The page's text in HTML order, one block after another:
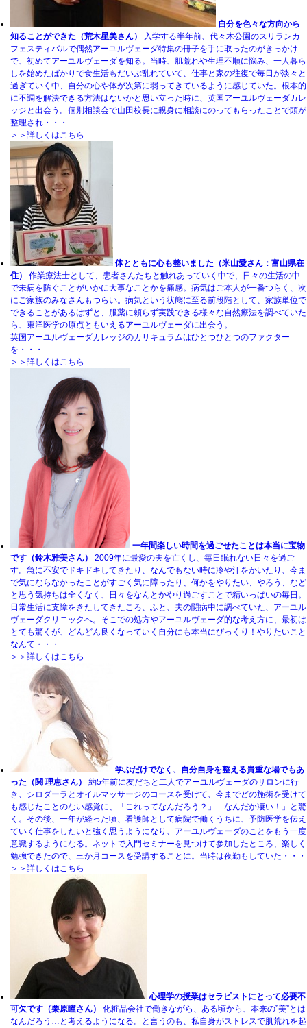
自分を色々な方向から
知ることができた（荒木星美さん）
入学する半年前、代々木公園のスリランカ
フェスティバルで偶然アーユルヴェーダ特集の冊子を手に取ったのがきっかけ
で、初めてアーユルヴェーダを知る。当時、肌荒れや生理不順に悩み、一人暮ら
しを始めたばかりで食生活もだいぶ乱れていて、仕事と家の往復で毎日が淡々と
過ぎていく中、自分の心や体が次第に弱ってきているように感じていた。根本的
に不調を解決できる方法はないかと思い立った時に、英国アーユルヴェーダカレ
ッジと出会う。個別相談会で山田校長に親身に相談にのってもらったことで頭が
整理され・・・
＞＞詳しくはこちら
体とともに心も整いました（米山愛さん：富山県在
住）
作業療法士として、患者さんたちと触れあっていく中で、日々の生活の中
で未病を防ぐことがいかに大事なことかを痛感。病気はご本人が一番つらく、次
にご家族のみなさんもつらい。病気という状態に至る前段階として、家族単位で
できることがあるはずと、服薬に頼らず実践できる様々な自然療法を調べていた
ら、東洋医学の原点ともいえるアーユルヴェーダに出会う。
英国アーユルヴェーダカレッジのカリキュラムはひとつひとつのファクター
を・・・
＞＞詳しくはこちら
一年間楽しい時間を過ごせたことは本当に宝物
です（鈴木雅美さん）
2009年に最愛の夫を亡くし、毎日眠れない日々を過ご
す。急に不安でドキドキしてきたり、なんでもない時に冷や汗をかいたり、今ま
で気にならなかったことがすごく気に障ったり、何かをやりたい、やろう、など
と思う気持ちは全くなく、日々をなんとかやり過ごすことで精いっぱいの毎日。
日常生活に支障をきたしてきたころ、ふと、夫の闘病中に調べていた、アーユル
ヴェーダクリニックへ。そこでの処方やアーユルヴェーダ的な考え方に、最初は
とても驚くが、どんどん良くなっていく自分にも本当にびっくり！やりたいこと
なんて・・・
＞＞詳しくはこちら
学ぶだけでなく、自分自身を整える貴重な場でもあ
った（関 理恵さん）
約5年前に友だちと二人でアーユルヴェーダのサロンに行
き、シロダーラとオイルマッサージのコースを受けて、今までどの施術を受けて
も感じたことのない感覚に、「これってなんだろう？」「なんだか凄い！」と驚
く。その後、一年が経った頃、看護師として病院で働くうちに、予防医学を伝え
ていく仕事をしたいと強く思うようになり、アーユルヴェーダのことをもう一度
意識するようになる。ネットで入門セミナーを見つけて参加したところ、楽しく
勉強できたので、三か月コースを受講することに。当時は夜勤もしていた・・・
＞＞詳しくはこちら
心理学の授業はセラピストにとって必要不
可欠です（栗原瞳さん）
化粧品会社で働きながら、ある頃から、本来の”美”とは
なんだろう…と考えるようになる。と言うのも、私自身がストレスで肌荒れを起